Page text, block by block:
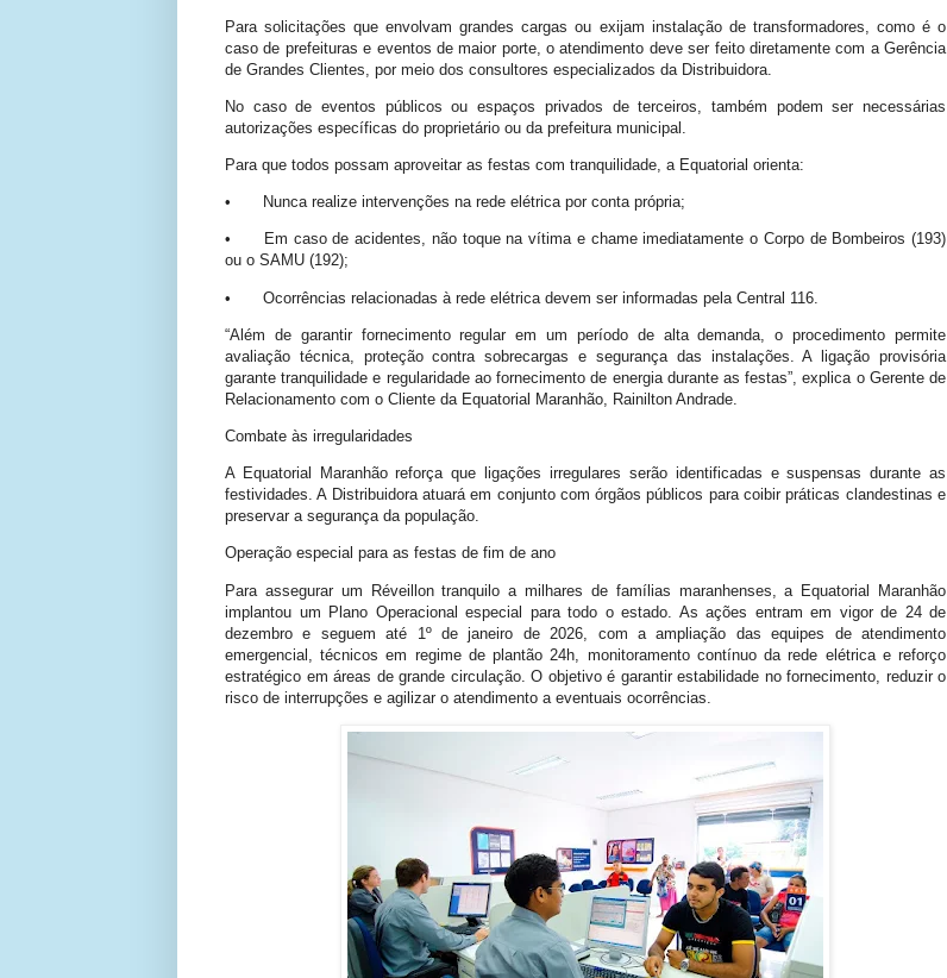
Para solicitações que envolvam grandes cargas ou exijam instalação de transformadores, como é o
caso de prefeituras e eventos de maior porte, o atendimento deve ser feito diretamente com a Gerência
de Grandes Clientes, por meio dos consultores especializados da Distribuidora.
No caso de eventos públicos ou espaços privados de terceiros, também podem ser necessárias
autorizações específicas do proprietário ou da prefeitura municipal.
Para que todos possam aproveitar as festas com tranquilidade, a Equatorial orienta:
• Nunca realize intervenções na rede elétrica por conta própria;
•
Em caso de acidentes, não toque na vítima e chame imediatamente o Corpo de Bombeiros (193)
ou o SAMU (192);
• Ocorrências relacionadas à rede elétrica devem ser informadas pela Central 116.
“Além de garantir fornecimento regular em um período de alta demanda, o procedimento permite
avaliação técnica, proteção contra sobrecargas e segurança das instalações. A ligação provisória
garante tranquilidade e regularidade ao fornecimento de energia durante as festas”, explica o Gerente de
Relacionamento com o Cliente da Equatorial Maranhão, Rainilton Andrade.
Combate às irregularidades
A Equatorial Maranhão reforça que ligações irregulares serão identificadas e suspensas durante as
festividades. A Distribuidora atuará em conjunto com órgãos públicos para coibir práticas clandestinas e
preservar a segurança da população.
Operação especial para as festas de fim de ano
Para assegurar um Réveillon tranquilo a milhares de famílias maranhenses, a Equatorial Maranhão
implantou um Plano Operacional especial para todo o estado. As ações entram em vigor de 24 de
dezembro e seguem até 1º de janeiro de 2026, com a ampliação das equipes de atendimento
emergencial, técnicos em regime de plantão 24h, monitoramento contínuo da rede elétrica e reforço
estratégico em áreas de grande circulação. O objetivo é garantir estabilidade no fornecimento, reduzir o
risco de interrupções e agilizar o atendimento a eventuais ocorrências.